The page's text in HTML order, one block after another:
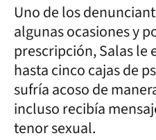
Uno de los
algunas ocasiones y
prescripción, Salas le
hasta cinco cajas de
sufría acoso de
incluso recibía
tenor sexual.